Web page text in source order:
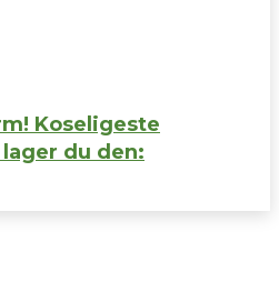
Koseligeste
du den: